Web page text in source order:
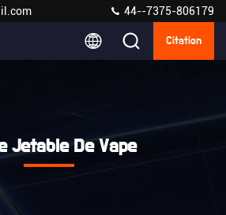
44--7375-806179
Citation
Jetable De Vape